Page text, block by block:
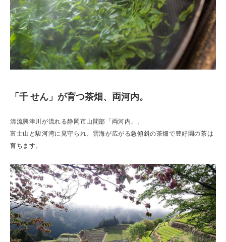
「千 せん」が育つ茶畑、両河内。
清流興津川が流れる静岡市山間部「両河内」。
富士山と駿河湾に見守られ、雲海が広がる急傾斜の茶畑で豊好園の茶は
育ちます。